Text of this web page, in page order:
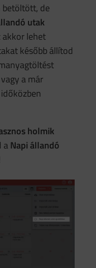
betöltött, de
utak
akkor lehet
később állítod
a már
holmik
aNapi állandó